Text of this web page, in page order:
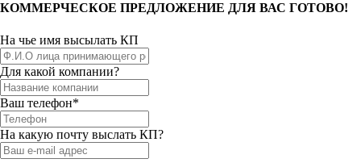
КОММЕРЧЕСКОЕ ПРЕДЛОЖЕНИЕ ДЛЯ ВАС ГОТОВО!
На чье имя высылать КП
Для какой компании?
Ваш телефон*
На какую почту выслать КП?